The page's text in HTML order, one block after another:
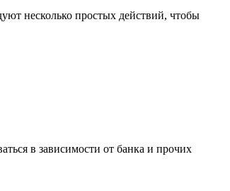
несколько простых действий, чтобы
в зависимости от банка и прочих